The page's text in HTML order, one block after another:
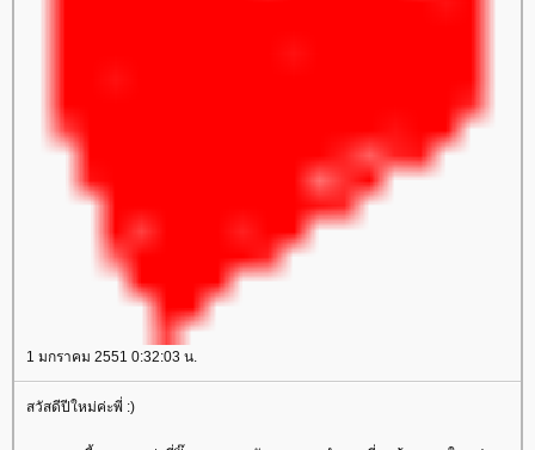
1 มกราคม 2551 0:32:03 น.
สวัสดีปีใหม่ค่ะพี่ :)